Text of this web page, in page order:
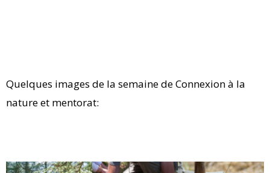
Quelques images de la semaine de Connexion à la
nature et mentorat: